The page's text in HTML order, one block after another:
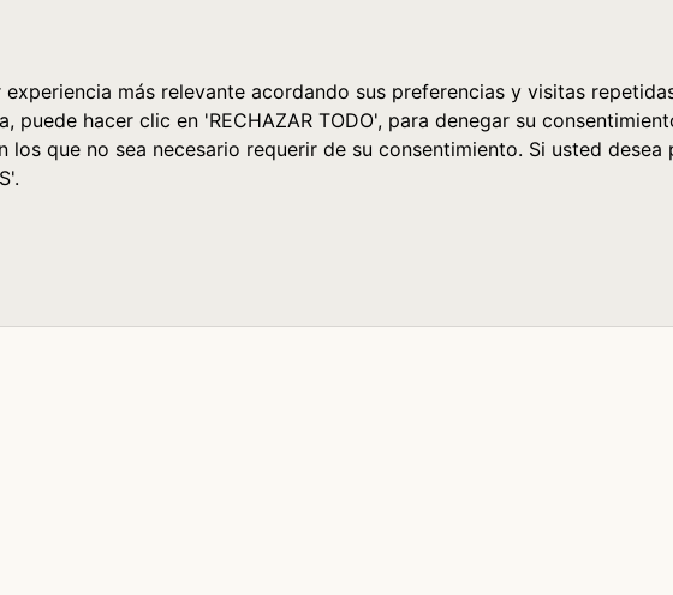
más relevante acordando sus preferencias y visitas
hacer clic en 'RECHAZAR TODO', para denegar su
que no sea necesario requerir de su consentimiento. Si usted desea